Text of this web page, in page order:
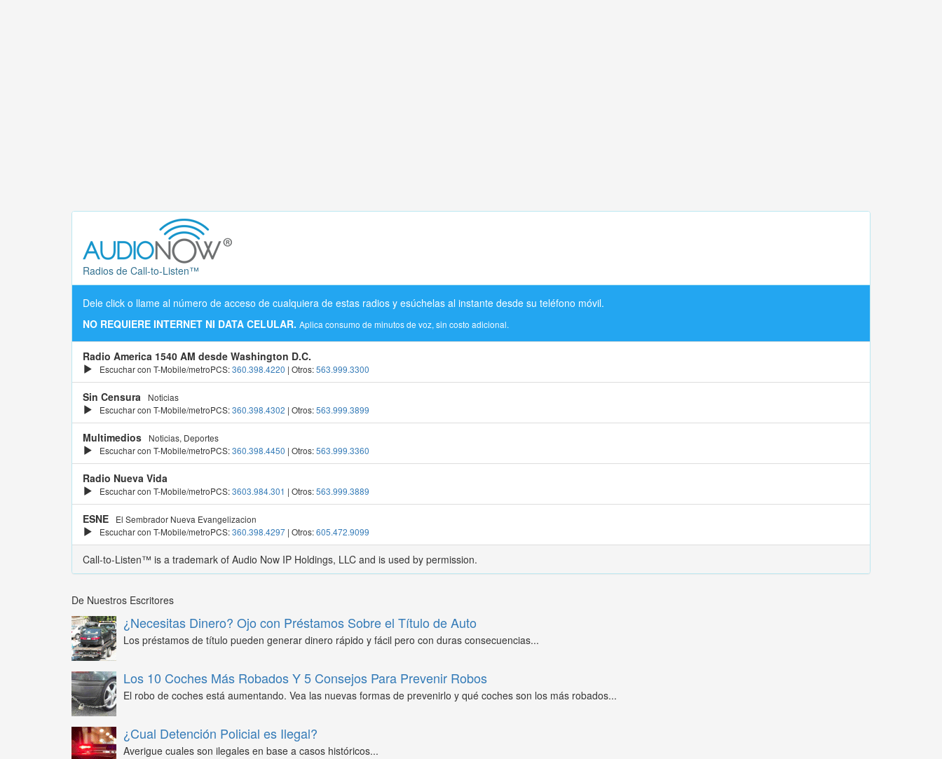
Radios de Call-to-Listen™
Dele click o llame al número de acceso de cualquiera de estas radios y esúchelas al instante desde su teléfono móvil.
NO REQUIERE INTERNET NI DATA CELULAR. Aplica consumo de minutos de voz, sin costo adicional.
Radio America 1540 AM desde Washington D.C.
Escuchar con T-Mobile/metroPCS:360.398.4220 | Otros:563.999.3300
Sin Censura
Noticias
Escuchar con T-Mobile/metroPCS:360.398.4302 | Otros:563.999.3899
Multimedios
Noticias, Deportes
Escuchar con T-Mobile/metroPCS:360.398.4450 | Otros:563.999.3360
Radio Nueva Vida
Escuchar con T-Mobile/metroPCS:3603.984.301 | Otros:563.999.3889
ESNE
El Sembrador Nueva Evangelizacion
Escuchar con T-Mobile/metroPCS:360.398.4297 | Otros:605.472.9099
Call-to-Listen™ is a trademark of Audio Now IP Holdings, LLC and is used by permission.
De Nuestros Escritores
¿Necesitas Dinero? Ojo con Préstamos Sobre el Título de Auto
Los préstamos de título pueden generar dinero rápido y fácil pero con duras consecuencias...
Los 10 Coches Más Robados Y 5 Consejos Para Prevenir Robos
El robo de coches está aumentando. Vea las nuevas formas de prevenirlo y qué coches son los más robados...
¿Cual Detención Policial es Ilegal?
Averigue cuales son ilegales en base a casos históricos...